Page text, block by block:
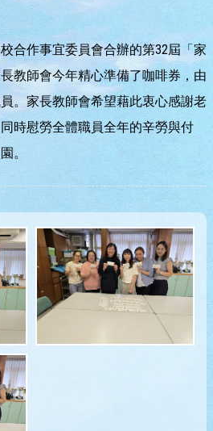
合作事宜委員會合辦的第32屆「家
教師會今年精心準備了咖啡券，由
。家長教師會希望藉此衷心感謝老
時慰勞全體職員全年的辛勞與付
。